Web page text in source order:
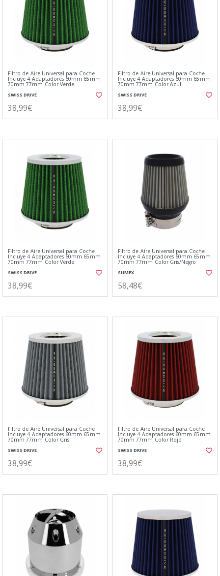
Filtro de Aire Universal para Coche
Incluye 4 Adaptadores 60mm 65mm
70mm 77mm Color Verde
SWISS DRIVE
38,99€
Filtro de Aire Universal para Coche
Incluye 4 Adaptadores 60mm 65mm
70mm 77mm Color Azul
SWISS DRIVE
38,99€
Filtro de Aire Universal para Coche
Incluye 4 Adaptadores 60mm 65mm
70mm 77mm Color Verde
SWISS DRIVE
38,99€
Filtro de Aire Universal para Coche
Incluye 4 Adaptadores 60mm 65mm
70mm 77mm Color Gris/Negro
SUMEX
58,48€
Filtro de Aire Universal para Coche
Incluye 4 Adaptadores 60mm 65mm
70mm 77mm Color Gris
SWISS DRIVE
38,99€
Filtro de Aire Universal para Coche
Incluye 4 Adaptadores 60mm 65mm
70mm 77mm Color Rojo
SWISS DRIVE
38,99€